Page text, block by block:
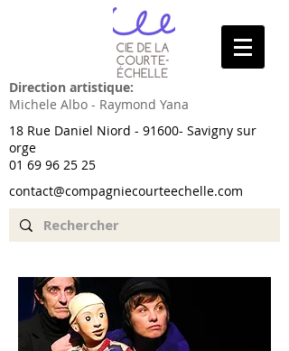
Direction artistique:
Michele Albo - Raymond Yana
18 Rue Daniel Niord - 91600- Savigny sur
orge
01 69 96 25 25
contact@compagniecourteechelle.com